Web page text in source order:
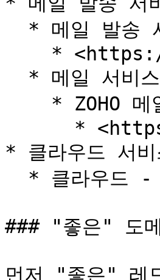
* 클라우드 서비
### "좋은" 도
먼저 "좋은" 레